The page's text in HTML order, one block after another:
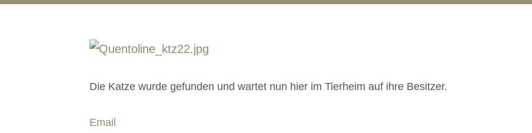
Die Katze wurde gefunden und wartet nun hier im Tierheim auf ihre Besitzer.
Email